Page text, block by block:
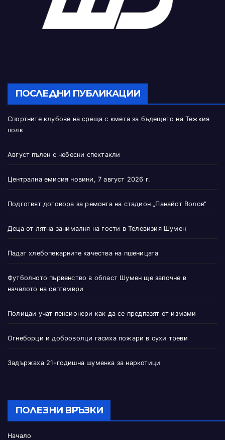
ПОСЛЕДНИ ПУБЛИКАЦИИ
Спортните клубове на среща с кмета за бъдещето на Тежкия
полк
Август пълен с небесни спектакли
Централна емисия новини, 7 август 2026 г.
Подготвят договора за ремонта на стадион „Панайот Волов“
Деца от лятна занималня на гости в Телевизия Шумен
Падат хлебопекарните качества на пшеницата
Футболното първенство в област Шумен ще започне в
началото на септември
Полицаи учат пенсионери как да се предпазят от измами
Огнеборци и доброволци гасиха пожари в сухи треви
Задържаха 21-годишна шуменка за наркотици
ПОЛЕЗНИ ВРЪЗКИ
Начало